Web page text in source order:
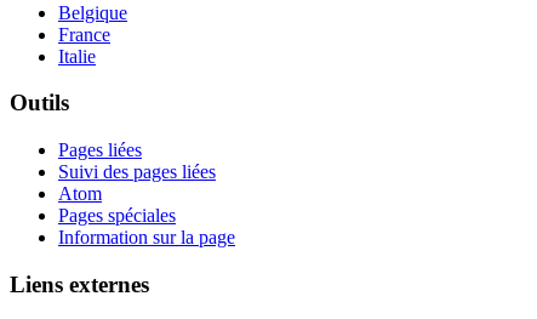
Belgique
France
Italie
Outils
Pages liées
Suivi des pages liées
Atom
Pages spéciales
Information sur la page
Liens externes